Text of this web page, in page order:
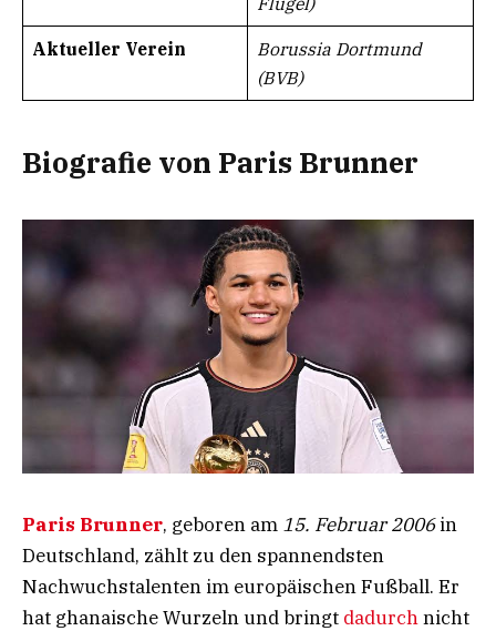
Aktueller Verein
Borussia Dortmund
(BVB)
Biografie von Paris Brunner
Paris Brunner, geboren am 15. Februar 2006in
Deutschland, zählt zu den spannendsten
Nachwuchstalenten im europäischen Fußball. Er
hat ghanaische Wurzeln und bringt dadurchnicht